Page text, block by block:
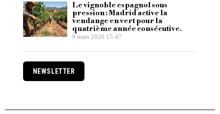
Le vignoble espagnol sous
pression : Madrid active la
vendange en vert pour la
quatrième année consécutive.
9 mars 2026 15:47
NEWSLETTER